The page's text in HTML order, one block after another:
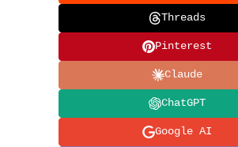
Threads
Pinterest
Claude
ChatGPT
Google AI